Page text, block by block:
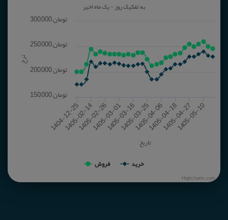
تاریخ
نرخ
به تفکیک روز - یک ماه اخیر
فروش خرید
1404-12-251405-02-261405-03-161405-04-061405-04-27
1405-02-141405-03-011405-03-251405-04-181405-05-10
150,000 تومان
200,000 تومان
250,000 تومان
300,000 تومان
Highcharts.com